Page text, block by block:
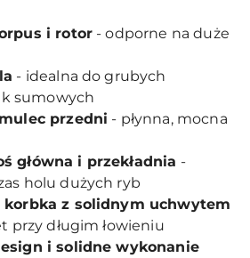
i rotor - odporne na duże
- idealna do grubych
sumowych
przedni - płynna, mocna
główna i przekładnia -
holu dużych ryb
korbka z solidnym uchwytem
przy długim łowieniu
i solidne wykonanie